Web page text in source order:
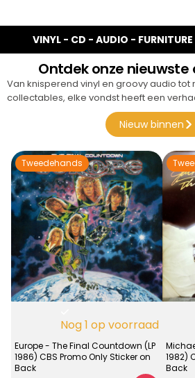
VINYL - CD - AUDIO -
Ontdek onze
Van knisperend vinyl en groovy audio
collectables, elke vondst heeft een
Nieuw binnen
Tweedehands
Nog 1 op voorraad
Europe - The Final Countdown (LP
1986) CBS Promo Only Sticker on
Back
1982)
Back